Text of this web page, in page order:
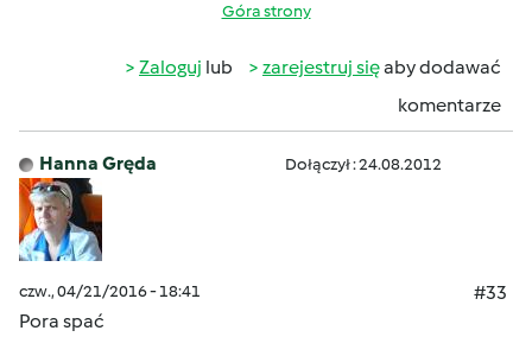
Góra strony
Zaloguj lub zarejestruj sięaby dodawać
komentarze
Hanna Gręda Dołączył : 24.08.2012
czw., 04/21/2016 - 18:41
#33
Pora spać